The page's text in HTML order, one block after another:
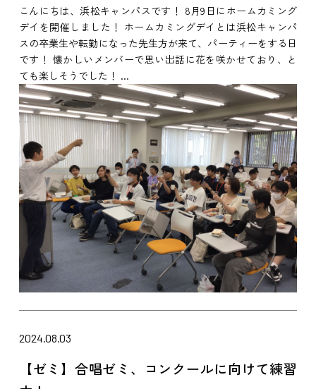
こんにちは、浜松キャンパスです！ 8月9日にホームカミング
デイを開催しました！ ホームカミングデイとは浜松キャンパ
スの卒業生や転勤になった先生方が来て、パーティーをする日
です！ 懐かしいメンバーで思い出話に花を咲かせており、と
ても楽しそうでした！ ...
2024.08.03
【ゼミ】合唱ゼミ、コンクールに向けて練習